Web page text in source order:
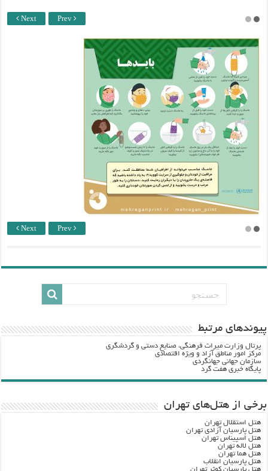
Next Prev
Next Prev
پيوندهاي مرتبط
پرتال وزارت ميراث فرهنگي، صنایع دستی و گردشگري
مرکز امور مناطق آزاد و ویژه اقتصادی
سازمان جهانی جهانگردی
پایگاه خبری هفت گرد
برخی از هتل‌های تهران
هتل استقلال تهران
هتل پارسیان آزادی تهران
هتل اسپیناس تهران
هتل لاله تهران
هتل هما تهران
هتل پارسیان انقلاب